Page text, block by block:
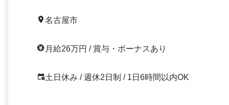
名古屋市
月給26万円 / 賞与・ボーナスあり
土日休み / 週休2日制 / 1日6時間以内OK